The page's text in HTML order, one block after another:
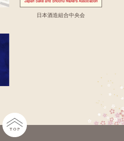
日本酒造組合中央会